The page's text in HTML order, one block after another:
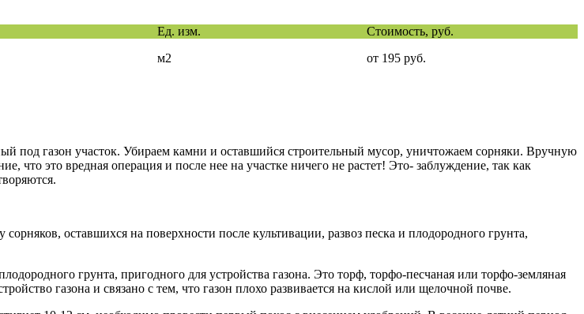
Ед. изм.
Стоимость, руб.
м2 от 195 руб.
под газон участок. Убираем камни и оставшийся строительный мусор, уничтожаем сорняки. Вручную
что это вредная операция и после нее на участке ничего не растет! Это- заблуждение, так как
оставшихся на поверхности после культивации, развоз песка и плодородного грунта,
грунта, пригодного для устройства газона. Это торф, торфо-песчаная или торфо-земляная
газона и связано с тем, что газон плохо развивается на кислой или щелочной почве.